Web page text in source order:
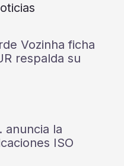
Vozinha ficha
respalda su
anuncia la
ISO